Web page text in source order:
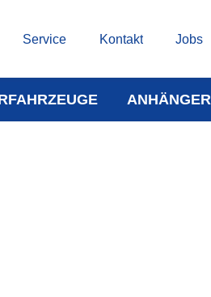
Service Kontakt Jobs
ANHÄNGER